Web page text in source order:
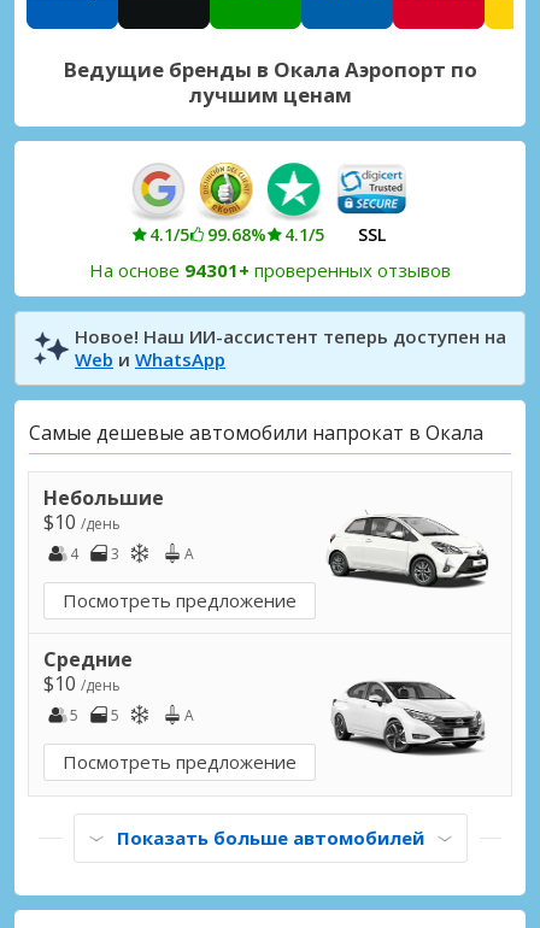
Ведущие бренды в Окала Аэропорт по
лучшим ценам
4.1/5 99.68% 4.1/5 SSL
На основе 94301+ проверенных отзывов
Новое! Наш ИИ-ассистент теперь доступен на
Web и WhatsApp
Самые дешевые автомобили напрокат в Окала
Небольшие
$10 /день
4
3 A
Посмотреть предложение
Средние
$10 /день
5
5 A
Посмотреть предложение
Показать больше автомобилей